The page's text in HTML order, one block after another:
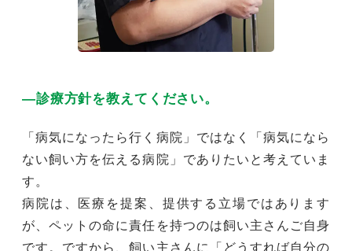
―診療方針を教えてください。
「病気になったら行く病院」ではなく「病気になら
ない飼い方を伝える病院」でありたいと考えていま
す。
病院は、医療を提案、提供する立場ではあります
が、ペットの命に責任を持つのは飼い主さんご自身
です。ですから、飼い主さんに「どうすれば自分の